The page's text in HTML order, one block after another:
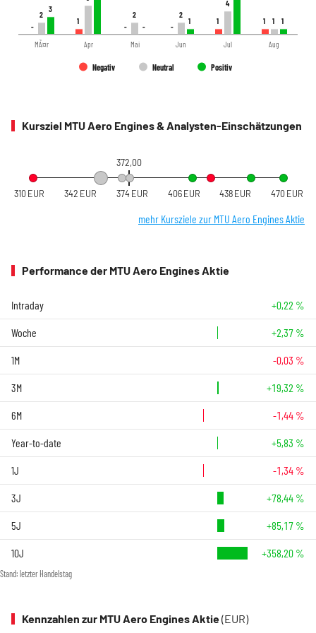
--
11
-- --
11 11
2
2
2
2 2
2
4
4
11
3
3
--
11 11
Negativ Neutral Positiv
MÃ¤r Apr Mai Jun Jul Aug
Kursziel MTU Aero Engines & Analysten-Einschätzungen
372,00
310 EUR 342 EUR 374 EUR 406 EUR 438 EUR 470 EUR
mehr Kursziele zur MTU Aero Engines Aktie
Performance der MTU Aero Engines Aktie
Intraday +0,22 %
Woche +2,37 %
1M -0,03 %
3M +19,32 %
6M -1,44 %
Year-to-date +5,83 %
1J -1,34 %
3J +78,44 %
5J +85,17 %
10J +358,20 %
Stand: letzter Handelstag
Kennzahlen zur MTU Aero Engines Aktie(EUR)